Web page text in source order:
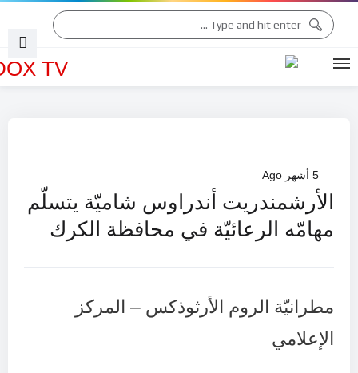
5 أشهر Ago
الأرشمندريت أندراوس شاميّة يتسلّم
مهامّه الرعائيّة في محافظة الكرك
مطرانيّة الروم الأرثوذكس – المركز
الإعلامي